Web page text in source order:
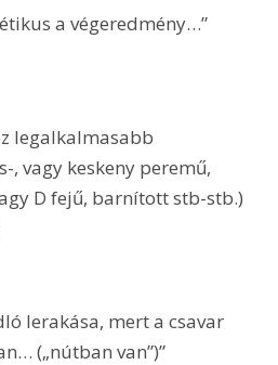
a végeredmény…”
legalkalmasabb
, vagy keskeny peremű,
D fejű, barnított stb-stb.)
(„nútban van”)”